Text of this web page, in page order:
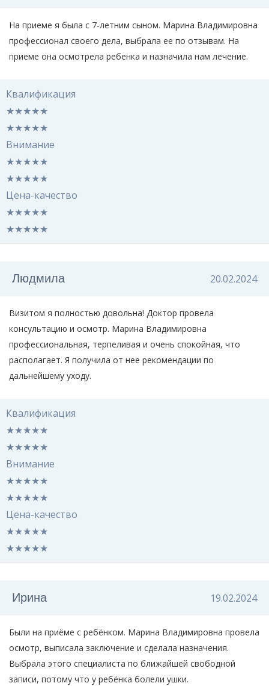
На приеме я была с 7-летним сыном. Марина Владимировна
профессионал своего дела, выбрала ее по отзывам. На
приеме она осмотрела ребенка и назначила нам лечение.
Квалификация
★★★★★
★★★★★
Внимание
★★★★★
★★★★★
Цена-качество
★★★★★
★★★★★
Людмила 20.02.2024
Визитом я полностью довольна! Доктор провела
консультацию и осмотр. Марина Владимировна
профессиональная, терпеливая и очень спокойная, что
располагает. Я получила от нее рекомендации по
дальнейшему уходу.
Квалификация
★★★★★
★★★★★
Внимание
★★★★★
★★★★★
Цена-качество
★★★★★
★★★★★
Ирина 19.02.2024
Были на приёме с ребёнком. Марина Владимировна провела
осмотр, выписала заключение и сделала назначения.
Выбрала этого специалиста по ближайшей свободной
записи, потому что у ребёнка болели ушки.